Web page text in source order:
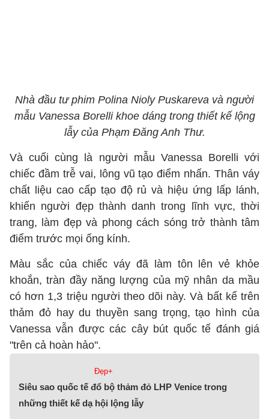
Nhà đầu tư phim Polina Nioly Puskareva và người
mẫu Vanessa Borelli khoe dáng trong thiết kế lộng
lẫy của Phạm Đăng Anh Thư.
Và cuối cùng là người mẫu Vanessa Borelli với
chiếc đầm trễ vai, lông vũ tạo điểm nhấn. Thân váy
chất liệu cao cấp tạo độ rủ và hiệu ứng lấp lánh,
khiến người đẹp thành danh trong lĩnh vực, thời
trang, làm đẹp và phong cách sóng trở thành tâm
điểm trước mọi ống kính.
Màu sắc của chiếc váy đã làm tôn lên vẻ khỏe
khoắn, tràn đầy năng lượng của mỹ nhân da mầu
có hơn 1,3 triệu người theo dõi này. Và bất kể trên
thảm đỏ hay du thuyền sang trọng, tạo hình của
Vanessa vẫn được các cây bút quốc tế đánh giá
"trên cả hoàn hảo".
Đẹp+
Siêu sao quốc tế đổ bộ thảm đỏ LHP Venice trong
những thiết kế dạ hội lộng lẫy